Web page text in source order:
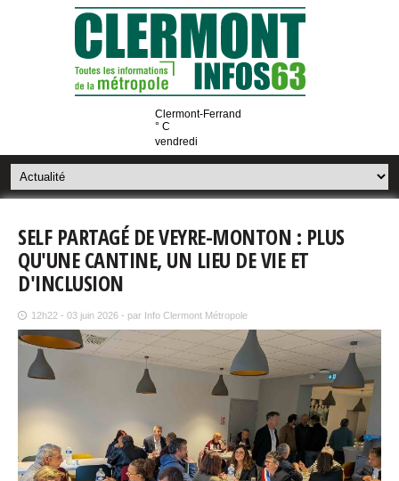
Clermont-Ferrand
° C
vendredi
SELF PARTAGÉ DE VEYRE-MONTON : PLUS
QU'UNE CANTINE, UN LIEU DE VIE ET
D'INCLUSION
12h22 - 03 juin 2026 - par Info Clermont Métropole